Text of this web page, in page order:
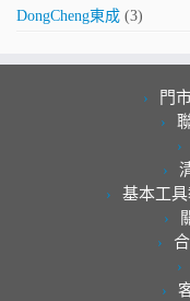
DongCheng東成 (3)
門
基本工具